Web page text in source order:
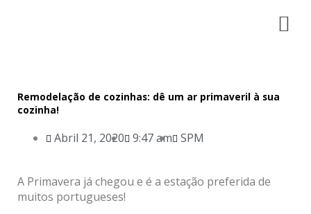
Remodelação de cozinhas: dê um ar primaveril à sua
cozinha!
Abril 21, 2020 9:47 am SPM
A Primavera já chegou e é a estação preferida de
muitos portugueses!